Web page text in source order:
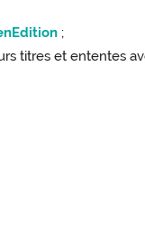
;
titres et ententes